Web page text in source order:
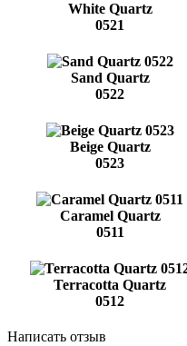
White Quartz
0521
Sand Quartz
0522
Beige Quartz
0523
Caramel Quartz
0511
Terracotta Quartz
0512
Написать отзыв